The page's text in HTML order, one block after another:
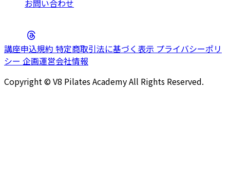
お問い合わせ
講座申込規約 特定商取引法に基づく表示 プライバシーポリ
シー 企画運営会社情報
Copyright © V8 Pilates Academy All Rights Reserved.